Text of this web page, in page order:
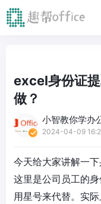
excel身份证
做？
小智教你学办
2024-04-09
今天给大家讲解一
这里是公司员工的
用星号来代替。实